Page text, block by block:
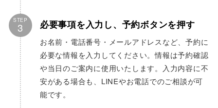
STEP
3 必要事項を入力し、予約ボタンを押す
お名前・電話番号・メールアドレスなど、予約に
必要な情報を入力してください。情報は予約確認
や当日のご案内に使用いたします。入力内容に不
安がある場合も、LINEやお電話でのご相談が可
能です。